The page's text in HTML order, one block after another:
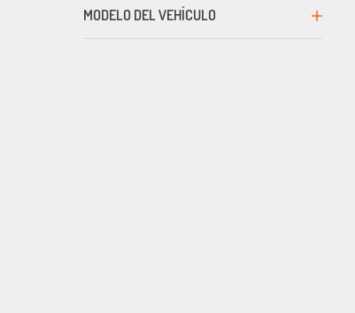
MODELO DEL VEHÍCULO